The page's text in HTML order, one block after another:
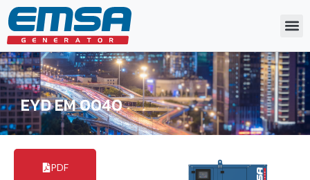
EYD EM 0040
PDF